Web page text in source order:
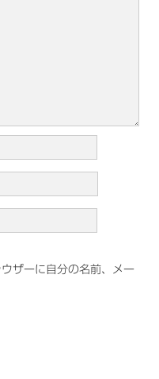
ザーに自分の名前、メー